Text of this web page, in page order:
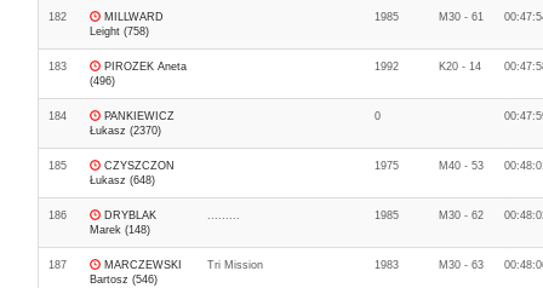
182
MILLWARD
Leight (758)
1985 M30 - 61
183
PIROZEK Aneta
(496)
1992 K20 - 14
184
PANKIEWICZ
Łukasz (2370)
0
185
CZYSZCZON
Łukasz (648)
1975 M40 - 53
186
DRYBLAK
Marek (148)
......... 1985 M30 - 62
187
MARCZEWSKI
Bartosz (546)
Tri Mission 1983 M30 - 63